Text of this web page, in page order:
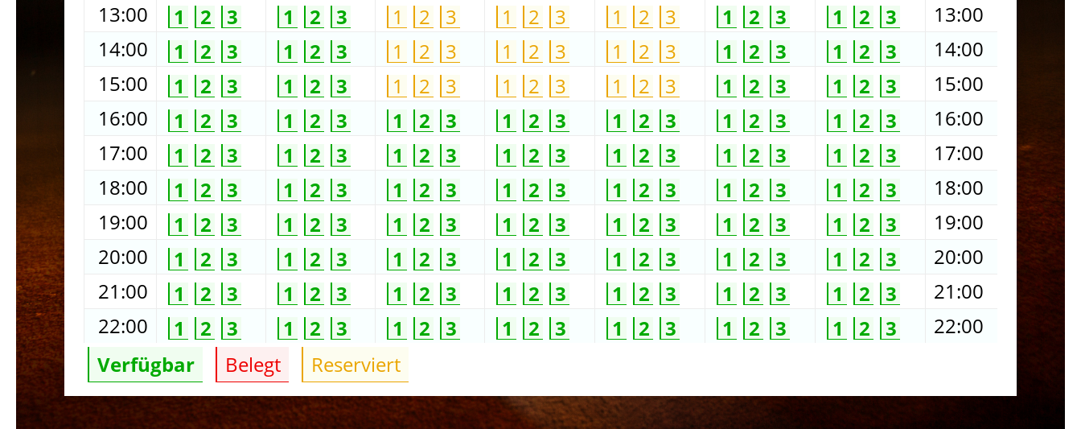
13:00
1 2 3 1 2 3 1 2 3 1 2 3 1 2 3 1 2 3 1 2 3
13:00
14:00
1 2 3 1 2 3 1 2 3 1 2 3 1 2 3 1 2 3 1 2 3
14:00
15:00
1 2 3 1 2 3 1 2 3 1 2 3 1 2 3 1 2 3 1 2 3
15:00
16:00
1 2 3 1 2 3 1 2 3 1 2 3 1 2 3 1 2 3 1 2 3
16:00
17:00
1 2 3 1 2 3 1 2 3 1 2 3 1 2 3 1 2 3 1 2 3
17:00
18:00
1 2 3 1 2 3 1 2 3 1 2 3 1 2 3 1 2 3 1 2 3
18:00
19:00
1 2 3 1 2 3 1 2 3 1 2 3 1 2 3 1 2 3 1 2 3
19:00
20:00
1 2 3 1 2 3 1 2 3 1 2 3 1 2 3 1 2 3 1 2 3
20:00
21:00
1 2 3 1 2 3 1 2 3 1 2 3 1 2 3 1 2 3 1 2 3
21:00
22:00
1 2 3 1 2 3 1 2 3 1 2 3 1 2 3 1 2 3 1 2 3
22:00
Verfügbar
Belegt Reserviert